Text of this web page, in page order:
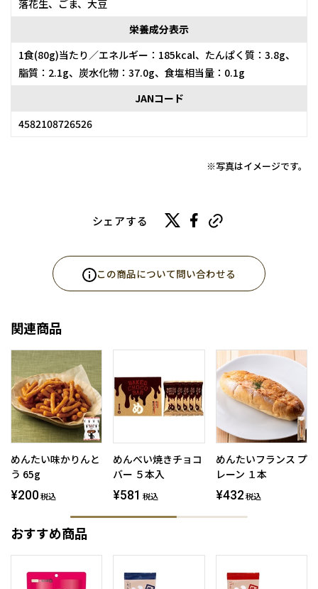
落花生、ごま、大豆
栄養成分表示
1食(80g)当たり／エネルギー：185kcal、たんぱく質：3.8g、
脂質：2.1g、炭水化物：37.0g、食塩相当量：0.1g
JANコード
4582108726526
※写真はイメージです。
シェアする
この商品について問い合わせる
関連商品
めんたい味かりんと
う 65g
¥200 税込
めんべい焼きチョコ
バー ５本入
¥581 税込
めんたいフランス プ
レーン １本
¥432 税込
おすすめ商品